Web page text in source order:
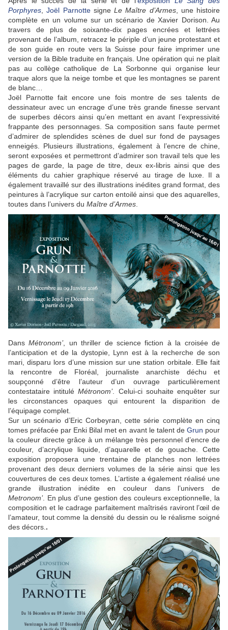
Porphyres ,Joël Parnottesigne Le Maître d’Armes, une histoire
complète en un volume sur un scénario de Xavier Dorison. Au
travers de plus de soixante-dix pages encrées et lettrées
provenant de l’album, retracez le périple d’un jeune protestant et
de son guide en route vers la Suisse pour faire imprimer une
version de la Bible traduite en français. Une opération qui ne plait
pas au collège catholique de La Sorbonne qui organise leur
traque alors que la neige tombe et que les montagnes se parent
de blanc…
Joël Parnotte fait encore une fois montre de ses talents de
dessinateur avec un encrage d’une très grande finesse servant
de superbes décors ainsi qu’en mettant en avant l’expressivité
frappante des personnages. Sa composition sans faute permet
d’admirer de splendides scènes de duel sur fond de paysages
enneigés. Plusieurs illustrations, également à l’encre de chine,
seront exposées et permettront d’admirer son travail tels que les
pages de garde, la page de titre, deux ex-libris ainsi que des
éléments du cahier graphique réservé au tirage de luxe. Il a
également travaillé sur des illustrations inédites grand format, des
peintures à l’acrylique sur carton entoilé ainsi que des aquarelles,
toutes dans l’univers du Maître d’Armes
DansMétronom’, un thriller de science fiction à la croisée de
l’anticipation et de la dystopie, Lynn est à la recherche de son
mari, disparu lors d’une mission sur une station orbitale. Elle fait
la rencontre de Floréal, journaliste anarchiste déchu et
soupçonné d’être l’auteur d’un ouvrage particulièrement
contestataire intituléMétronom’. Celui-ci souhaite enquêter sur
les circonstances opaques qui entourent la disparition de
l’équipage complet.
Sur un scénario d’Eric Corbeyran, cette série complète en cinq
tomes préfacée par Enki Bilal met en avant le talent de Grun pour
la couleur directe grâce à un mélange très personnel d’encre de
couleur, d’acrylique liquide, d’aquarelle et de gouache. Cette
exposition proposera une trentaine de planches non lettrées
provenant des deux derniers volumes de la série ainsi que les
couvertures de ces deux tomes. L’artiste a également réalisé une
grande illustration inédite en couleur dans l’univers de
Metronom’. En plus d’une gestion des couleurs exceptionnelle, la
composition et le cadrage parfaitement maîtrisés raviront l’œil de
l’amateur, tout comme la densité du dessin ou le réalisme soigné
des décors..